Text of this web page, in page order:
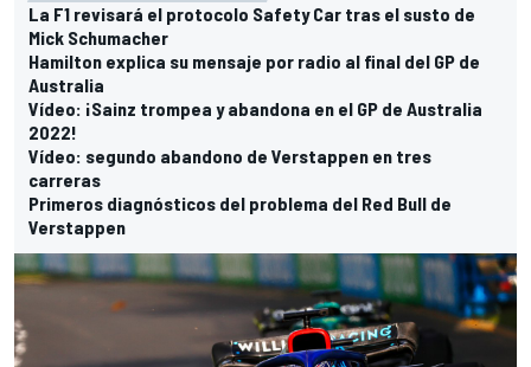
La F1 revisará el protocolo Safety Car tras el susto de
Mick Schumacher
Hamilton explica su mensaje por radio al final del GP de
Australia
Vídeo: ¡Sainz trompea y abandona en el GP de Australia
2022!
Vídeo: segundo abandono de Verstappen en tres
carreras
Primeros diagnósticos del problema del Red Bull de
Verstappen